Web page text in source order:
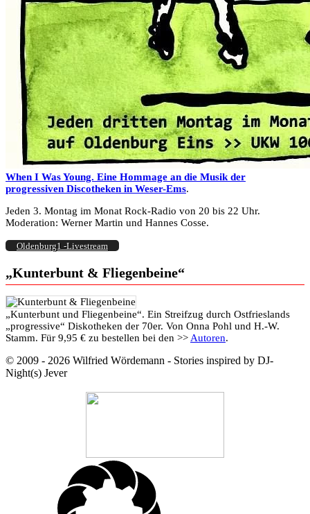
When I Was Young. Eine Hommage an die Musik der
progressiven Discotheken in Weser-Ems.
Jeden 3. Montag im Monat Rock-Radio von 20 bis 22 Uhr.
Moderation: Werner Martin und Hannes Cosse.
Oldenburg1 -Livestream
„Kunterbunt & Fliegenbeine“
„Kunterbunt und Fliegenbeine“. Ein Streifzug durch Ostfrieslands
„progressive“ Diskotheken der 70er. Von Onna Pohl und H.-W.
Stamm. Für 9,95 € zu bestellen bei den >> Autoren.
© 2009 - 2026 Wilfried Wördemann - Stories inspired by DJ-
Night(s) Jever